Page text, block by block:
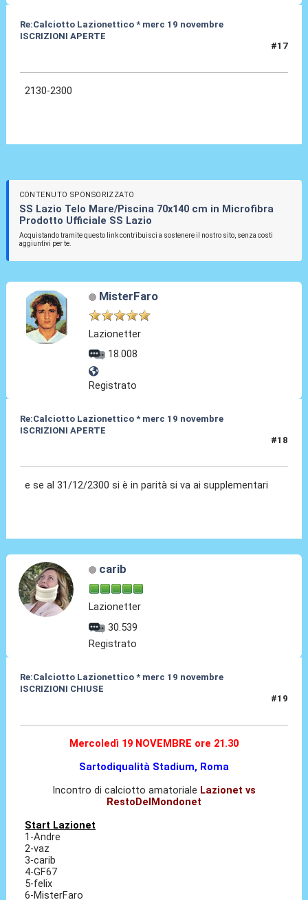
Re:Calciotto Lazionettico * merc 19 novembre
ISCRIZIONI APERTE
#17
2130-2300
CONTENUTO SPONSORIZZATO
SS Lazio Telo Mare/Piscina 70x140 cm in Microfibra
Prodotto Ufficiale SS Lazio
Acquistando tramite questo link contribuisci a sostenere il nostro sito, senza costi
aggiuntivi per te.
MisterFaro
Lazionetter
18.008
Registrato
Re:Calciotto Lazionettico * merc 19 novembre
ISCRIZIONI APERTE
#18
e se al 31/12/2300 si è in parità si va ai supplementari
carib
Lazionetter
30.539
Registrato
Re:Calciotto Lazionettico * merc 19 novembre
ISCRIZIONI CHIUSE
#19
Mercoledì 19 NOVEMBRE ore 21.30
Sartodiqualità Stadium, Roma
Incontro di calciotto amatoriale Lazionet vs
RestoDelMondonet
Start Lazionet
1-Andre
2-vaz
3-carib
4-GF67
5-felix
6-MisterFaro